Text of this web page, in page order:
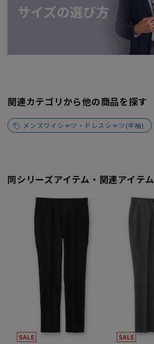
関連カテゴリから他の商品を探す
メンズワイシャツ・ドレスシャツ(半袖)
同シリーズアイテム・関連アイテム